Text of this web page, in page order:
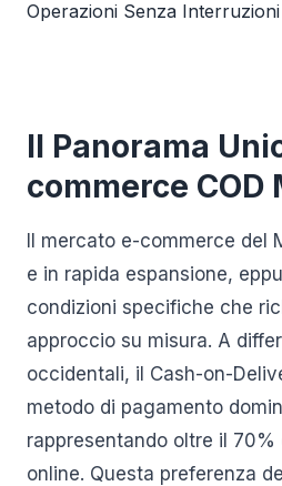
Il Panorama
commerce COD
Il mercato e-commerce del
e in rapida espansione,
condizioni specifiche che
approccio su misura. A
occidentali, il Cash-on-
metodo di pagamento
rappresentando oltre il 70%
online. Questa preferenza